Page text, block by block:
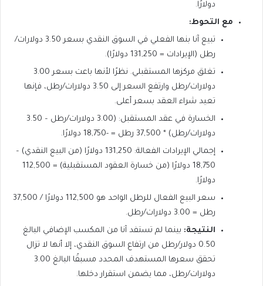
دولارًا.
مع التحوط:
تبيع آنا بنها الفعلي في السوق النقدي بسعر 3.50 دولارات/
رطل (الإيرادات = 131,250 دولارًا).
تغلق مركزها المستقبلي. نظرًا لأنها باعت بسعر 3.00
دولارات/رطل وارتفع السعر إلى 3.50 دولارات/رطل، فإنها
تعيد شراء العقد بسعر أعلى.
الخسارة في عقد المستقبل: (3.00 دولارات/رطل – 3.50
دولارات/رطل) * 37,500 رطل = -18,750 دولارًا.
إجمالي الإيرادات الفعالة: 131,250 دولارًا (من البيع النقدي) –
18,750 دولارًا (من خسارة العقود المستقبلية) = 112,500
دولارًا.
سعر البيع الفعال للرطل الواحد هو 112,500 دولارًا / 37,500
رطل = 3.00 دولارات/رطل.
النتيجة: بينما لم تستفد آنا من المكسب الإضافي البالغ
0.50 دولار/رطل من ارتفاع السوق النقدي، إلا أنها لا تزال
تحقق سعرها المستهدف المحدد مسبقًا البالغ 3.00
دولارات/رطل، مما يضمن استقرار دخلها.